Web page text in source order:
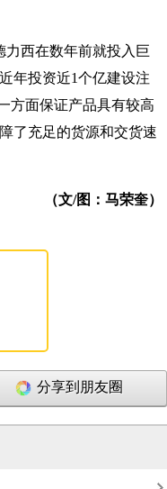
西在数年前就投入巨
年投资近1个亿建设注
方面保证产品具有较高
了充足的货源和交货速
（文/图：马荣奎）
分享到朋友圈